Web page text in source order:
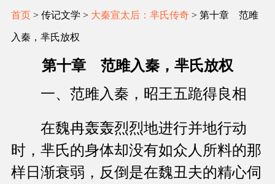
首页 > 传记文学 > 大秦宣太后：芈氏传奇 > 第十章 范雎
入秦，芈氏放权
第十章 范雎入秦，芈氏放权
一、范雎入秦，昭王五跪得良相
在魏冉轰轰烈烈地进行并地行动
时，芈氏的身体却没有如众人所料的那
样日渐衰弱，反倒是在魏丑夫的精心伺